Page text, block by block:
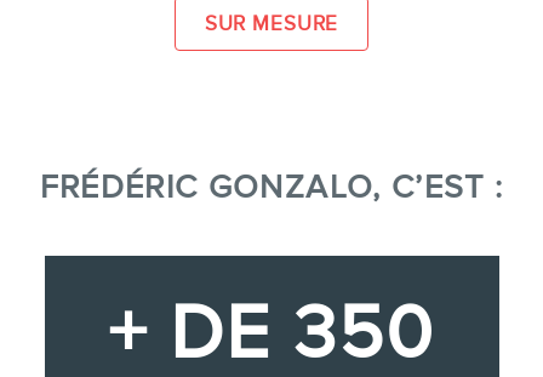
SUR MESURE
FRÉDÉRIC GONZALO, C’EST :
+ DE 350